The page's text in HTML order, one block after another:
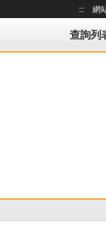
跳到主
::: 網
查詢列